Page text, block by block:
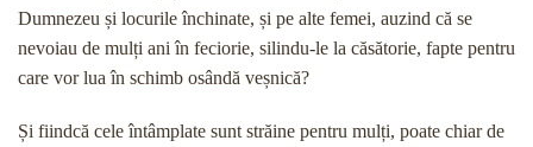
Dumnezeu și locurile închinate, și pe alte femei, auzind că se
nevoiau de mulți ani în feciorie, silindu-le la căsătorie, fapte pentru
care vor lua în schimb osândă veșnică?
Și fiindcă cele întâmplate sunt străine pentru mulți, poate chiar de